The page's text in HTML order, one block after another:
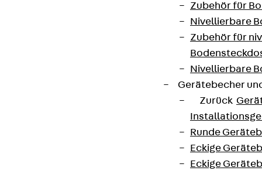
Zubehör für
Nivellierbare
Zubehör für
Nivellierbare
Gerätebecher
Zurück
Runde
Eckige
Eckige